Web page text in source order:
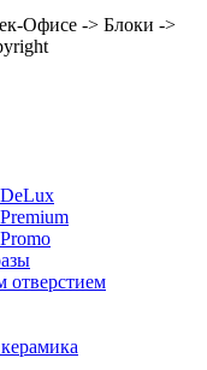
Офисе -> Блоки ->